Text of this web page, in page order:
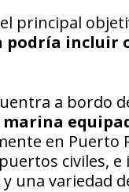
principal
podría incluir
a bordo
en Puerto
civiles, e
una variedad